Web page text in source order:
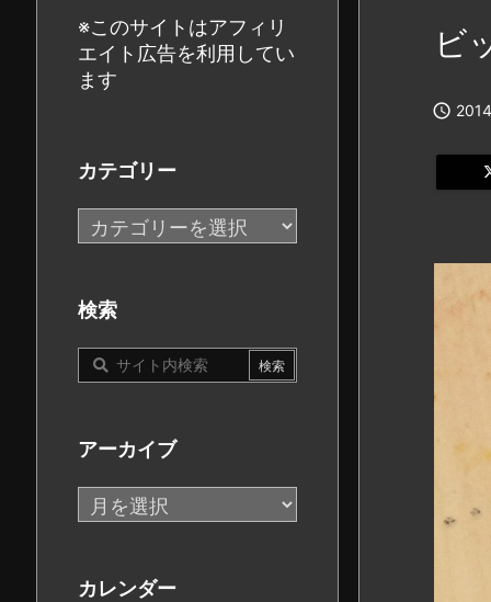
ビ

※このサイトはアフィリ
エイト広告を利用してい
ます
カテゴリー
カ
テ
リ
ー
検索
アーカイブ
ア
ー
イ
カレンダー